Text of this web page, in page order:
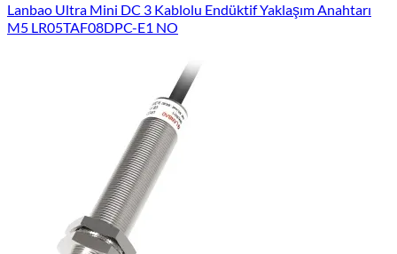
Lanbao Ultra Mini DC 3 Kablolu Endüktif Yaklaşım Anahtarı
M5 LR05TAF08DPC-E1 NO